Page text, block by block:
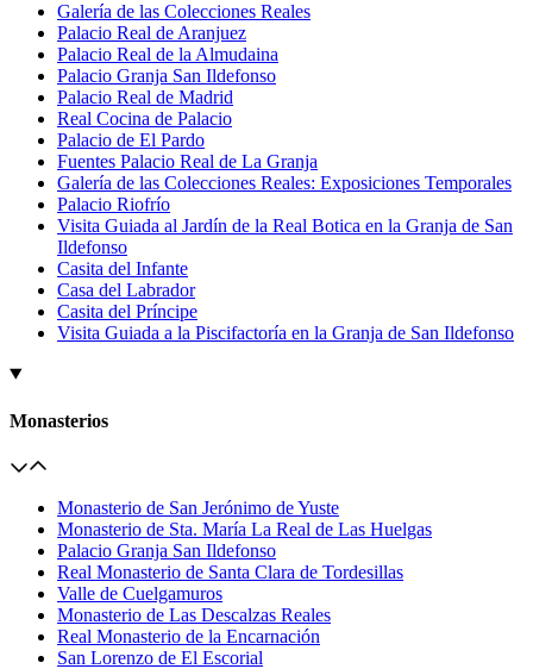
Galería de las Colecciones Reales
Palacio Real de Aranjuez
Palacio Real de la Almudaina
Palacio Granja San Ildefonso
Palacio Real de Madrid
Real Cocina de Palacio
Palacio de El Pardo
Fuentes Palacio Real de La Granja
Galería de las Colecciones Reales: Exposiciones Temporales
Palacio Riofrío
Visita Guiada al Jardín de la Real Botica en la Granja de San
Ildefonso
Casita del Infante
Casa del Labrador
Casita del Príncipe
Visita Guiada a la Piscifactoría en la Granja de San Ildefonso
Monasterios
Monasterio de San Jerónimo de Yuste
Monasterio de Sta. María La Real de Las Huelgas
Palacio Granja San Ildefonso
Real Monasterio de Santa Clara de Tordesillas
Valle de Cuelgamuros
Monasterio de Las Descalzas Reales
Real Monasterio de la Encarnación
San Lorenzo de El Escorial